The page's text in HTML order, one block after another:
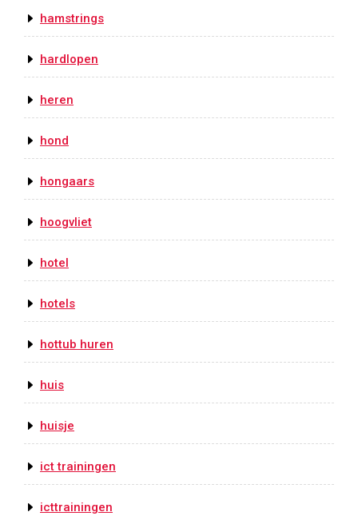
hamstrings
hardlopen
heren
hond
hongaars
hoogvliet
hotel
hotels
hottub huren
huis
huisje
ict trainingen
icttrainingen